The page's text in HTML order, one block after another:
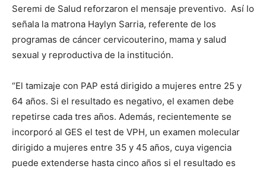
Seremi de Salud reforzaron el mensaje preventivo. Así lo
señala la matrona Haylyn Sarria, referente de los
programas de cáncer cervicouterino, mama y salud
sexual y reproductiva de la institución.
“El tamizaje con PAP está dirigido a mujeres entre 25 y
64 años. Si el resultado es negativo, el examen debe
repetirse cada tres años. Además, recientemente se
incorporó al GES el test de VPH, un examen molecular
dirigido a mujeres entre 35 y 45 años, cuya vigencia
puede extenderse hasta cinco años si el resultado es